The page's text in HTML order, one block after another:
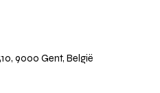
9000 Gent, België